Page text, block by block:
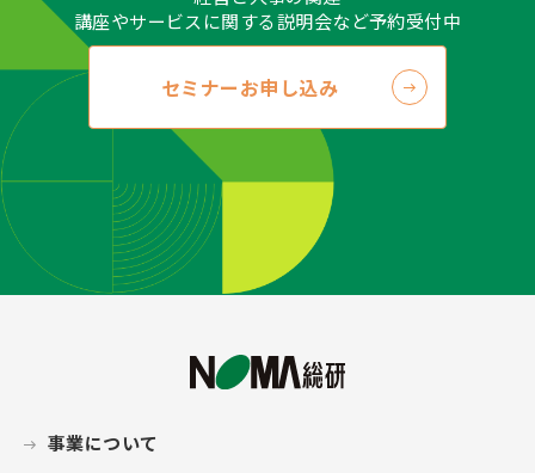
講座やサービスに関する説明会など予約受付中
セミナーお申し込み
事業について